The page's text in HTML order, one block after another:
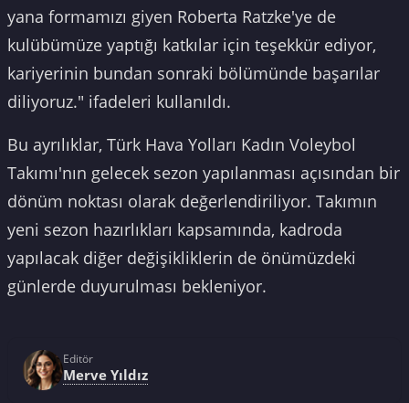
yana formamızı giyen Roberta Ratzke'ye de
kulübümüze yaptığı katkılar için teşekkür ediyor,
kariyerinin bundan sonraki bölümünde başarılar
diliyoruz." ifadeleri kullanıldı.
Bu ayrılıklar, Türk Hava Yolları Kadın Voleybol
Takımı'nın gelecek sezon yapılanması açısından bir
dönüm noktası olarak değerlendiriliyor. Takımın
yeni sezon hazırlıkları kapsamında, kadroda
yapılacak diğer değişikliklerin de önümüzdeki
günlerde duyurulması bekleniyor.
Editör
Merve Yıldız